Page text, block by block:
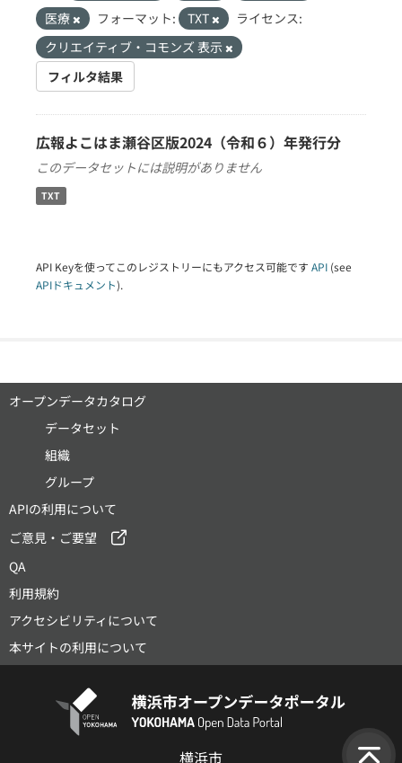
医療
フォーマット: TXT
ライセンス:
クリエイティブ・コモンズ 表示
フィルタ結果
広報よこはま瀬谷区版2024（令和６）年発行分
このデータセットには説明がありません
TXT
API Keyを使ってこのレジストリーにもアクセス可能です API (see
APIドキュメント).
オープンデータカタログ
データセット
組織
グループ
APIの利用について
ご意見・ご要望
QA
利用規約
アクセシビリティについて
本サイトの利用について
横浜市